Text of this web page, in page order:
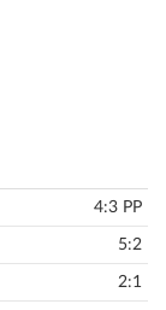
4:3 PP
5:2
2:1